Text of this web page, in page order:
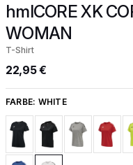
hmlCORE XK
WOMAN
T-Shirt
22,95 €
FARBE: WHITE